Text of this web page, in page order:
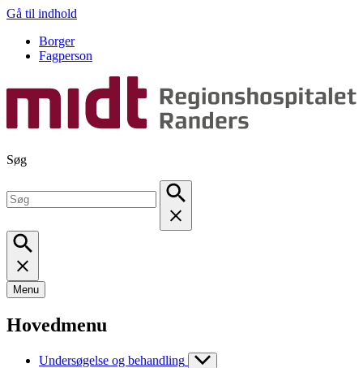
Gå til indhold
Borger
Fagperson
Søg
Menu
Hovedmenu
Undersøgelse og behandling